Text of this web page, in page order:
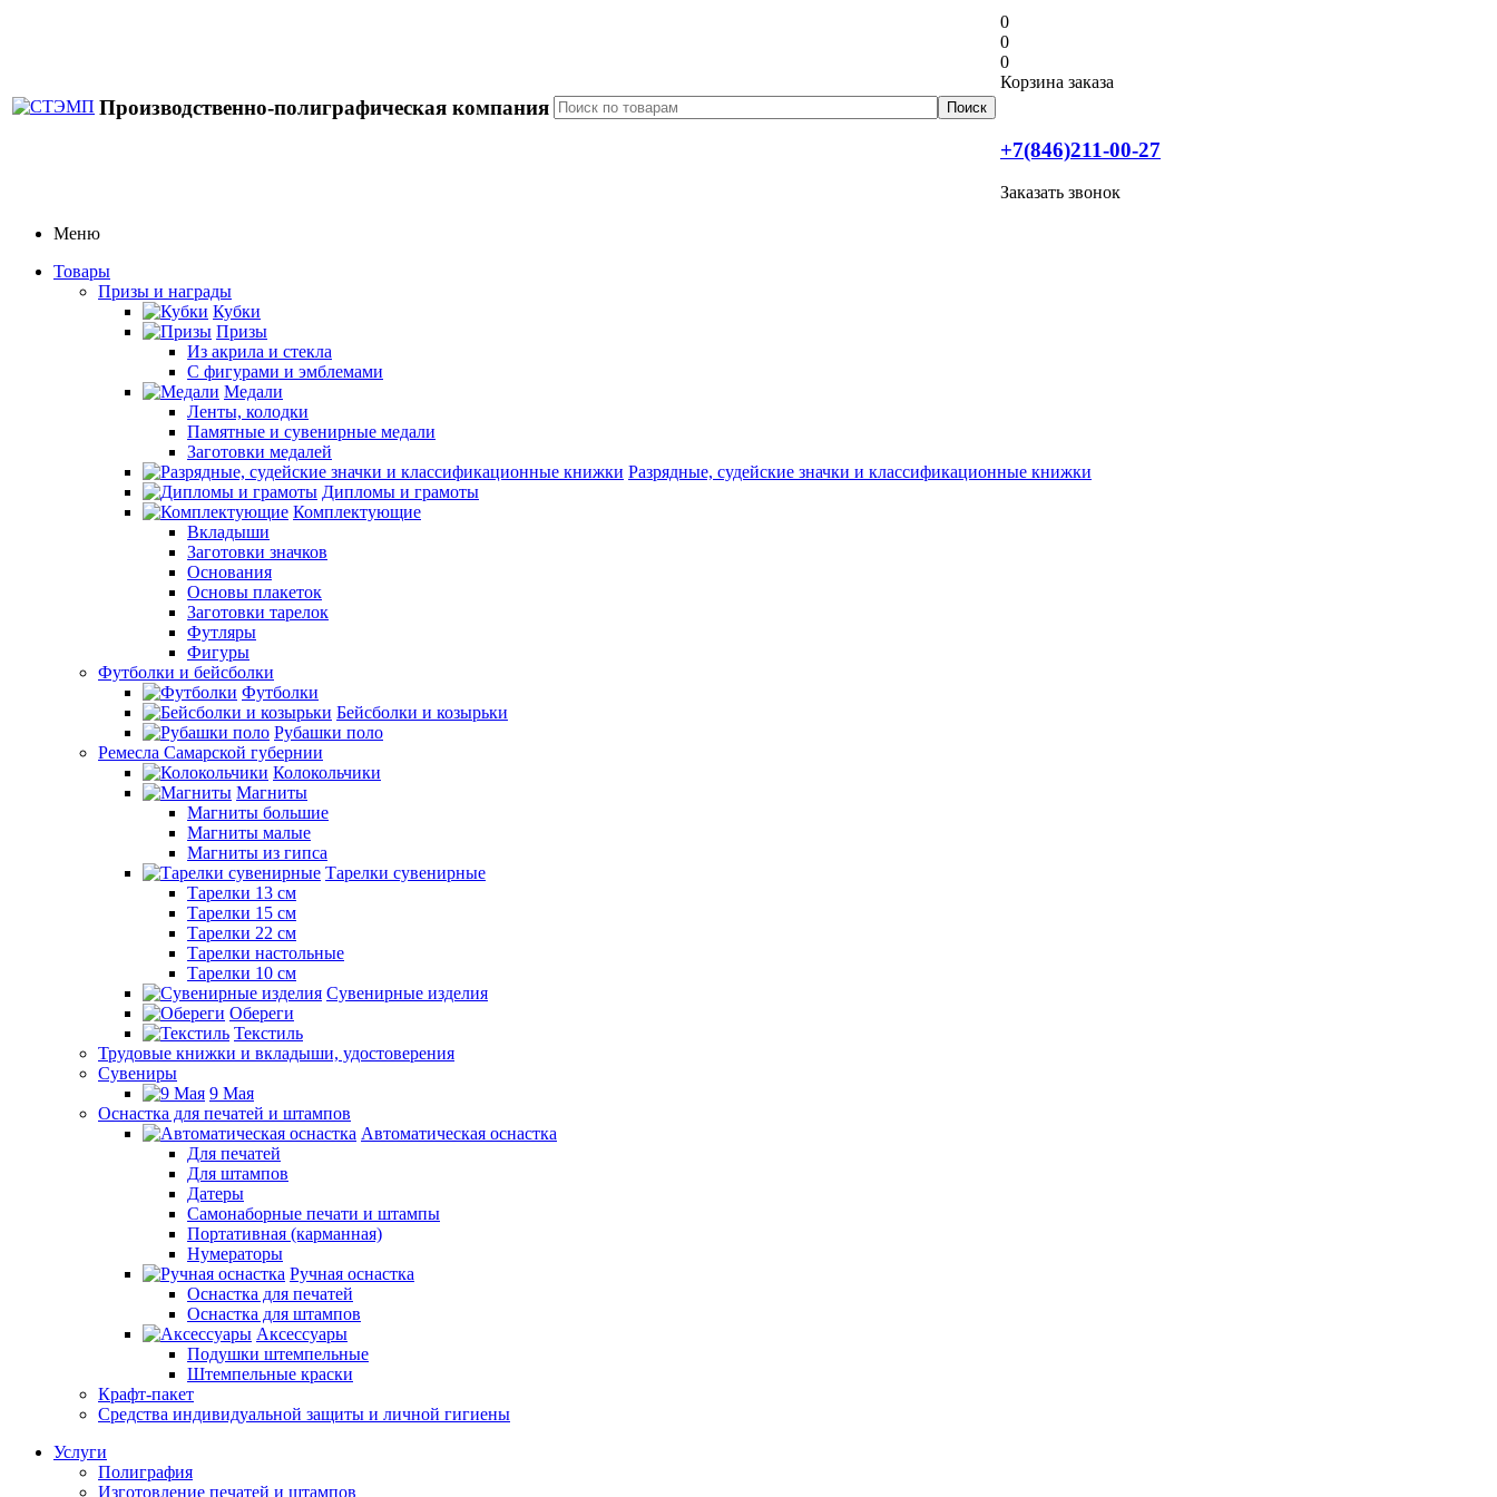
Производственно-полиграфическая компания
0
0
0
Корзина заказа
+7(846)211-00-27
Заказать звонок
Меню
Товары
Призы и награды
Кубки
Призы
Из акрила и стекла
С фигурами и эмблемами
Медали
Ленты, колодки
Памятные и сувенирные медали
Заготовки медалей
Разрядные, судейские значки и классификационные книжки
Дипломы и грамоты
Комплектующие
Вкладыши
Заготовки значков
Основания
Основы плакеток
Заготовки тарелок
Футляры
Фигуры
Футболки и бейсболки
Футболки
Бейсболки и козырьки
Рубашки поло
Ремесла Самарской губернии
Колокольчики
Магниты
Магниты большие
Магниты малые
Магниты из гипса
Тарелки сувенирные
Тарелки 13 см
Тарелки 15 см
Тарелки 22 см
Тарелки настольные
Тарелки 10 см
Сувенирные изделия
Обереги
Текстиль
Трудовые книжки и вкладыши, удостоверения
Сувениры
9 Мая
Оснастка для печатей и штампов
Автоматическая оснастка
Для печатей
Для штампов
Датеры
Самонаборные печати и штампы
Портативная (карманная)
Нумераторы
Ручная оснастка
Оснастка для печатей
Оснастка для штампов
Аксессуары
Подушки штемпельные
Штемпельные краски
Крафт-пакет
Средства индивидуальной защиты и личной гигиены
Услуги
Полиграфия
Изготовление печатей и штампов